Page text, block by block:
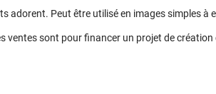
adorent. Peut être utilisé en images simples à
ventes sont pour financer un projet de